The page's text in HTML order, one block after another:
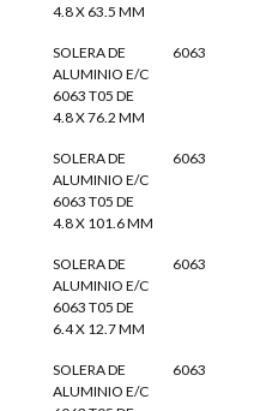
4.8 X 63.5 MM
SOLERA DE
ALUMINIO E/C
6063 T05 DE
4.8 X 76.2 MM
6063
SOLERA DE
ALUMINIO E/C
6063 T05 DE
4.8 X 101.6 MM
6063
SOLERA DE
ALUMINIO E/C
6063 T05 DE
6.4 X 12.7 MM
6063
SOLERA DE
ALUMINIO E/C
6063